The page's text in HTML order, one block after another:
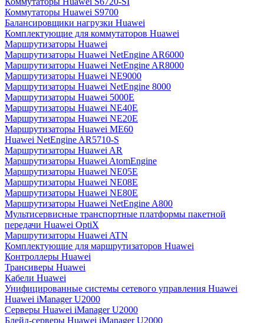
Коммутаторы Huawei S9700
Балансировщики нагрузки Huawei
Комплектующие для коммутаторов Huawei
Маршрутизаторы Huawei
Маршрутизаторы Huawei NetEngine AR6000
Маршрутизаторы Huawei NetEngine AR8000
Маршрутизаторы Huawei NE9000
Маршрутизаторы Huawei NetEngine 8000
Маршрутизаторы Huawei 5000E
Маршрутизаторы Huawei NE40E
Маршрутизаторы Huawei NE20E
Маршрутизаторы Huawei ME60
Huawei NetEngine AR5710-S
Маршрутизаторы Huawei AR
Маршрутизаторы Huawei AtomEngine
Маршрутизаторы Huawei NE05E
Маршрутизаторы Huawei NE08E
Маршрутизаторы Huawei NE80E
Маршрутизаторы Huawei NetEngine A800
Мультисервисные транспортные платформы пакетной
передачи Huawei OptiX
Маршрутизаторы Huawei ATN
Комплектующие для маршрутизаторов Huawei
Контроллеры Huawei
Трансиверы Huawei
Кабели Huawei
Унифицированные системы сетевого управления Huawei
Huawei iManager U2000
Серверы Huawei iManager U2000
Блейд-серверы Huawei iManager U2000